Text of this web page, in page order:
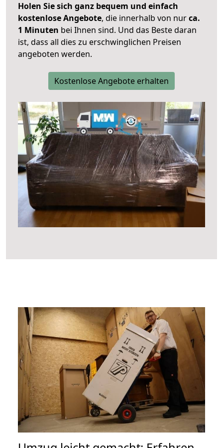
Holen Sie sich ganz bequem und einfach
kostenlose Angebote, die innerhalb von nurca.
1 Minuten bei Ihnen sind. Und das Beste daran
ist, dass all dies zu erschwinglichen Preisen
angeboten werden.
Kostenlose Angebote erhalten